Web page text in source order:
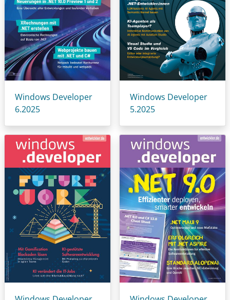
Windows Developer
6.2025
Windows Developer
5.2025